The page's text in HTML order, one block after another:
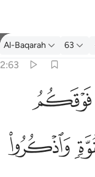
Suy ngẫm: Al-Baqarah
Al-Baqarah 63
2:63
فيه لعلكم تتقون ٦٣
لَعَلَّكُمْ تَتَّقُونَ ٦٣
ﱞ
ﱤ